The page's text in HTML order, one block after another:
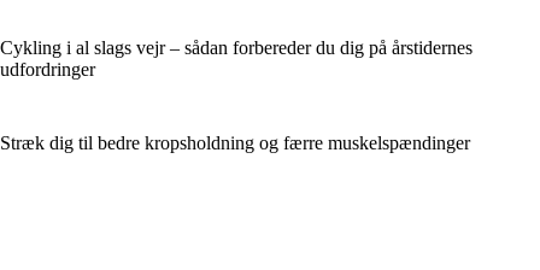
Cykling i al slags vejr – sådan forbereder du dig på årstidernes
udfordringer
Stræk dig til bedre kropsholdning og færre muskelspændinger